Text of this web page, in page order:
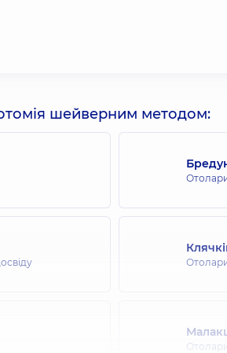
шейверним методом: